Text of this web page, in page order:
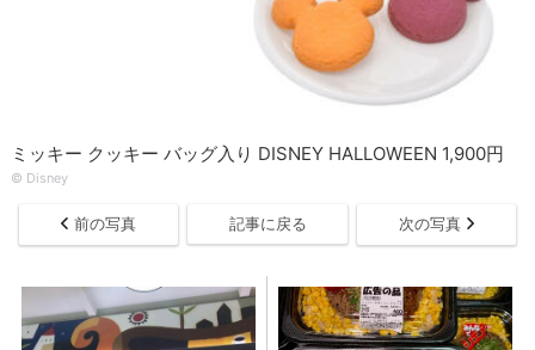
ミッキー クッキー バッグ入り DISNEY HALLOWEEN 1,900円
© Disney
前の写真 記事に戻る 次の写真